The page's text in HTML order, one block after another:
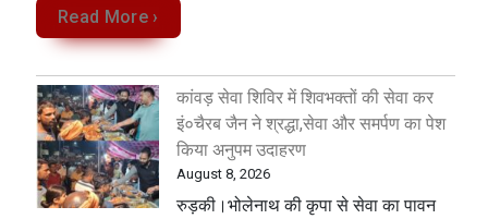
Read More ›
कांवड़ सेवा शिविर में शिवभक्तों की सेवा कर
इं०चैरब जैन ने श्रद्धा,सेवा और समर्पण का पेश
किया अनुपम उदाहरण
August 8, 2026
रुड़की।भोलेनाथ की कृपा से सेवा का पावन